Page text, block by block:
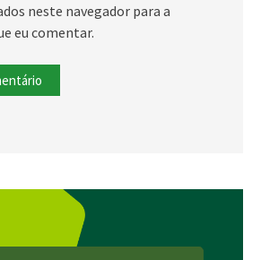
neste navegador para a
eu comentar.